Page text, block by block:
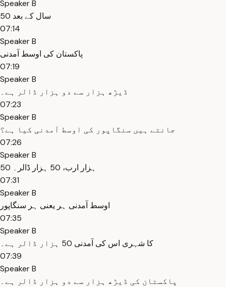
Speaker B
50 سال کے بعد
07:14
Speaker B
پاکستان کی اوسط آمدنی
07:19
Speaker B
ڈیڑھ ہزار سے دو ہزار ڈالر ہے۔
07:23
Speaker B
جانتے ہیں سنگاپور کی اوسط آمدنی کیا ہے؟
07:26
Speaker B
50 ہزار ارب، 50 ہزار ڈالر۔
07:31
Speaker B
اوسط آمدنی ہر یعنی ہر سنگاپور
07:35
Speaker B
کا شہری اس کی آمدنی 50 ہزار ڈالر ہے۔
07:39
Speaker B
پاکستان کی ڈیڑھ ہزار سے دو ہزار ڈالر ہے۔